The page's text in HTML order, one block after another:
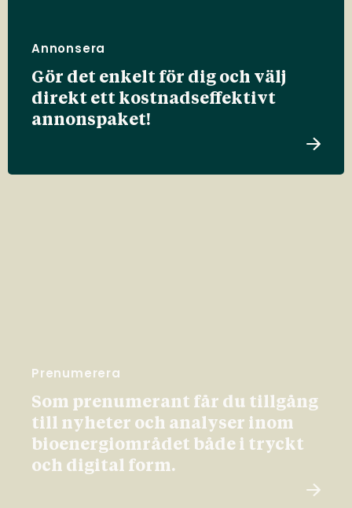
Annonsera
Gör det enkelt för dig och välj
direkt ett kostnadseffektivt
annonspaket!
Prenumerera
Som prenumerant får du tillgång
till nyheter och analyser inom
bioenergiområdet både i tryckt
och digital form.